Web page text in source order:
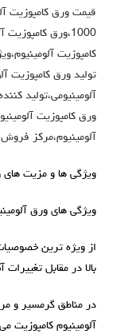
قیمت ورق کامپوزیت
کامپوزیت
تولید ورق کامپوزیت
آلومینیومی،تولید
ورق کامپوزیت
آلومینیوم،مرکز
ویژگی ها و مزيت های
ویژگی های ورق
از ویژه ترین
بالا در مقابل
در مناطق گرمسیر و
آلومينيوم کامپوزیت